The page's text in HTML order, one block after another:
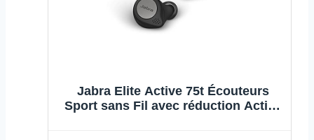
Jabra Elite Active 75t Écouteurs
Sport sans Fil avec réduction Active